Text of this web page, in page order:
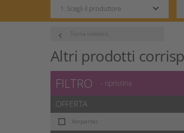
keyboard_arrow_down
Torna indietro
keyboard_arrow_left
Altri prodotti
FILTRO - ripristina
OFFERTA
Ampertec